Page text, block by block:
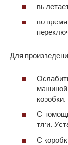
во
Для
коробки.
С
тяги.
С